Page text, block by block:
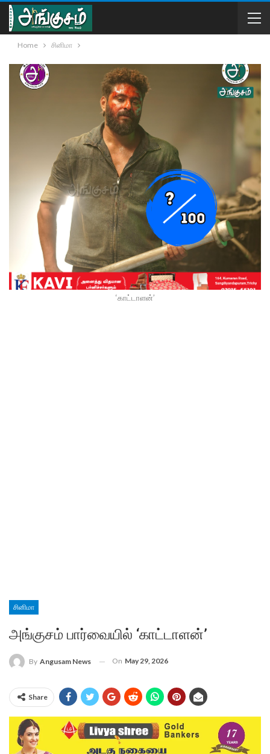
Home சினிமா
‘காட்டாளன்’
சினிமா
அங்குசம் பார்வையில் ‘காட்டாளன்’
By Angusam News On May 29, 2026
Share